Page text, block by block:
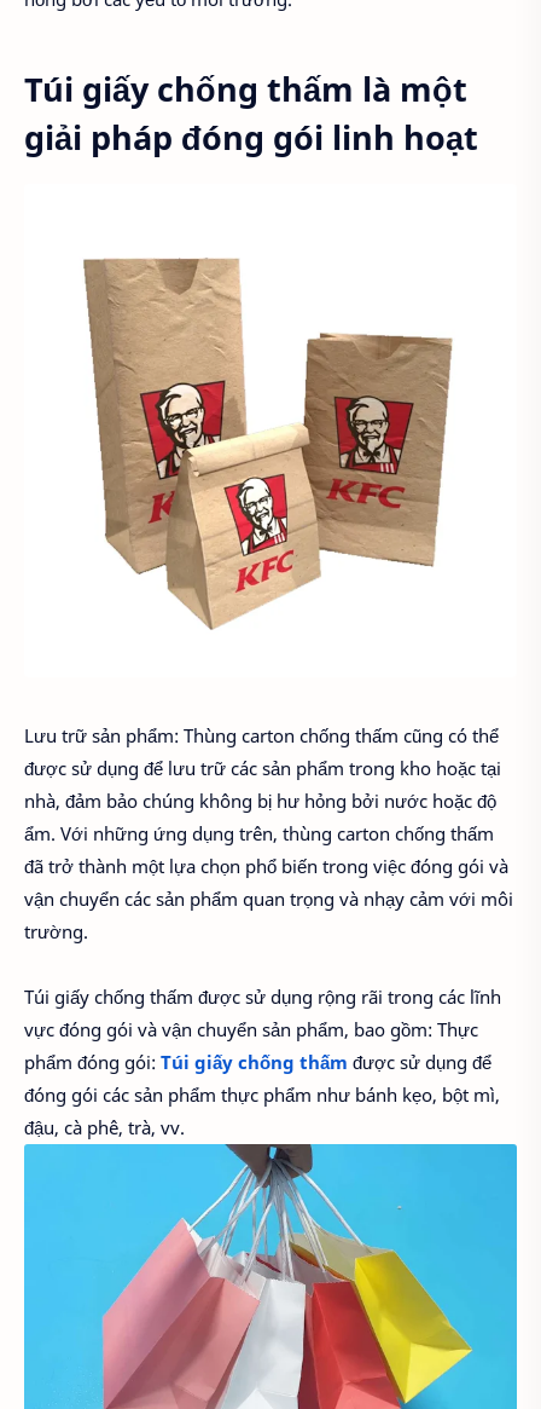
Túi giấy chống thấm là một
giải pháp đóng gói linh hoạt
Lưu trữ sản phẩm: Thùng carton chống thấm cũng có thể
được sử dụng để lưu trữ các sản phẩm trong kho hoặc tại
nhà, đảm bảo chúng không bị hư hỏng bởi nước hoặc độ
ẩm. Với những ứng dụng trên, thùng carton chống thấm
đã trở thành một lựa chọn phổ biến trong việc đóng gói và
vận chuyển các sản phẩm quan trọng và nhạy cảm với môi
trường.
Túi giấy chống thấm được sử dụng rộng rãi trong các lĩnh
vực đóng gói và vận chuyển sản phẩm, bao gồm: Thực
phẩm đóng gói: Túi giấy chống thấm được sử dụng để
đóng gói các sản phẩm thực phẩm như bánh kẹo, bột mì,
đậu, cà phê, trà, vv.